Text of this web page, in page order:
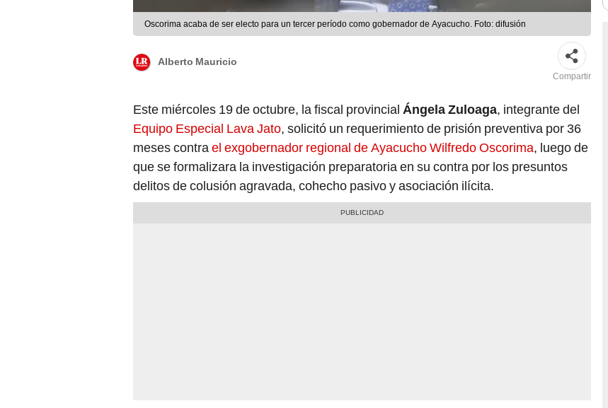
Oscorima acaba de ser electo para un tercer período como gobernador de Ayacucho. Foto: difusión
Alberto Mauricio
Compartir
Este miércoles 19 de octubre, la fiscal provincial Ángela Zuloaga, integrante del
Equipo Especial Lava Jato, solicitó un requerimiento de prisión preventiva por 36
meses contrael exgobernador regional de Ayacucho Wilfredo Oscorima, luego de
que se formalizara la investigación preparatoria en su contra por los presuntos
delitos de colusión agravada, cohecho pasivo y asociación ilícita.